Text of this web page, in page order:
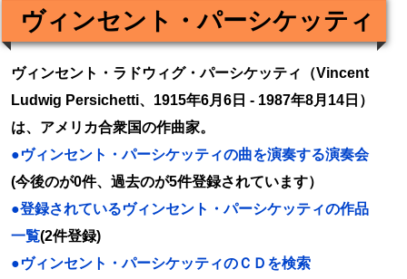
ヴィンセント・パーシケッティ
ヴィンセント・ラドウィグ・パーシケッティ（Vincent
Ludwig Persichetti、1915年6月6日 - 1987年8月14日）
は、アメリカ合衆国の作曲家。
●ヴィンセント・パーシケッティの曲を演奏する演奏会
(今後のが0件、過去のが5件登録されています）
●登録されているヴィンセント・パーシケッティの作品
一覧(2件登録)
●ヴィンセント・パーシケッティのＣＤを検索